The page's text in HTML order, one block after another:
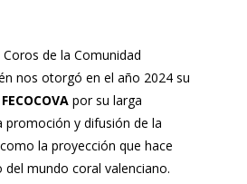
de la Comunidad
nos otorgó en el año 2024 su
por su larga
promoción y difusión de la
la proyección que hace
mundo coral valenciano.